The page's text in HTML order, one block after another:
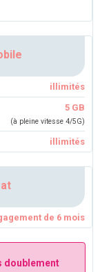
illimités
5 GB
(à pleine vitesse 4/5G)
illimités
de 6 mois
doublement